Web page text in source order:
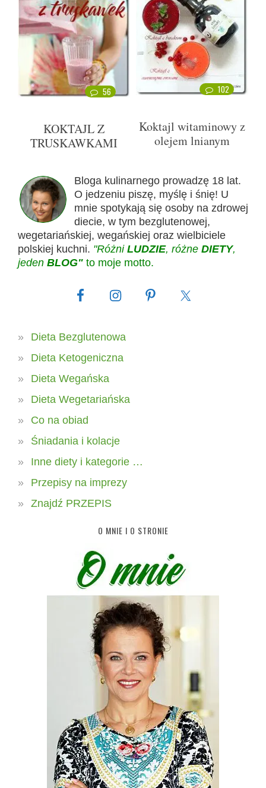
56
KOKTAJL Z
TRUSKAWKAMI
102
Koktajl witaminowy z
olejem lnianym
Bloga kulinarnego prowadzę 18 lat.
O jedzeniu piszę, myślę i śnię! U
mnie spotykają się osoby na zdrowej
diecie, w tym bezglutenowej,
wegetariańskiej, wegańskiej oraz wielbiciele
polskiej kuchni. "Różni LUDZIE, różne DIETY,
jeden BLOG" to moje motto.
Dieta Bezglutenowa
Dieta Ketogeniczna
Dieta Wegańska
Dieta Wegetariańska
Co na obiad
Śniadania i kolacje
Inne diety i kategorie …
Przepisy na imprezy
Znajdź PRZEPIS
O MNIE I O STRONIE